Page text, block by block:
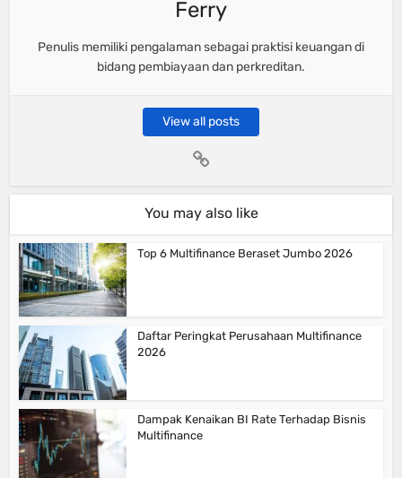
Ferry
Penulis memiliki pengalaman sebagai praktisi keuangan di
bidang pembiayaan dan perkreditan.
View all posts
You may also like
Top 6 Multifinance Beraset Jumbo 2026
Daftar Peringkat Perusahaan Multifinance
2026
Dampak Kenaikan BI Rate Terhadap Bisnis
Multifinance